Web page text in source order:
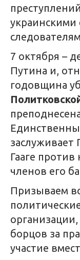
украинскими
7 октября –
Путина и,
годовщина
Гааге
членов его
Призываем
организации,
борцов за
участие